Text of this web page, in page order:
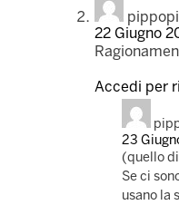
22 Giugno
Accedi per
23
(quello
Se ci
usano la